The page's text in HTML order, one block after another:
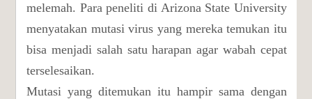
melemah. Para peneliti di Arizona State University
menyatakan mutasi virus yang mereka temukan itu
bisa menjadi salah satu harapan agar wabah cepat
terselesaikan.
Mutasi yang ditemukan itu hampir sama dengan